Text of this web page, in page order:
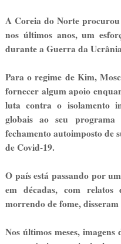
A Coreia do Norte
nos últimos anos, um
durante a Guerra da
Para o regime de Kim,
fornecer algum apoio
luta contra o isolamento
globais ao seu
fechamento autoimposto de
de Covid-19.
O país está passando por
em décadas, com relatos
morrendo de fome,
Nos últimos meses,